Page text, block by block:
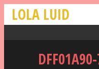
LOLA LUID